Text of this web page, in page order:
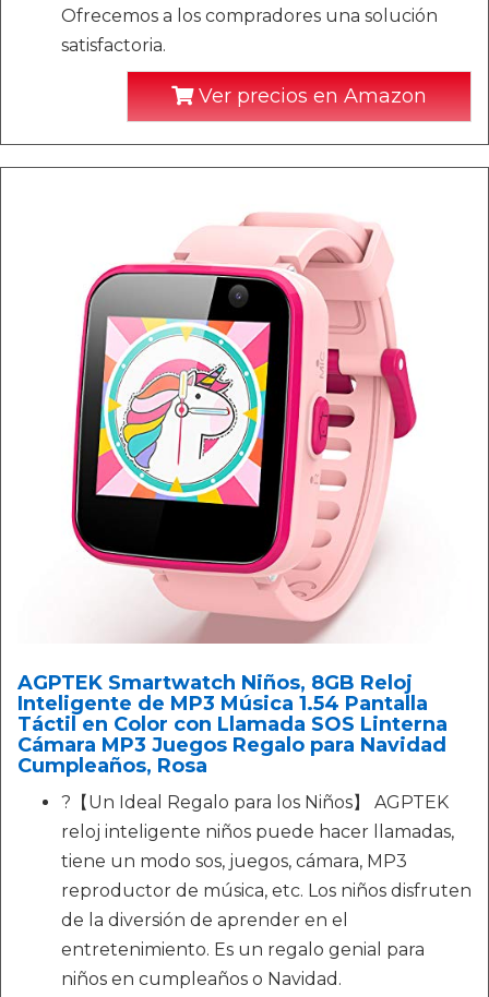
Ofrecemos a los compradores una solución
satisfactoria.
Ver precios en Amazon
AGPTEK Smartwatch Niños, 8GB Reloj
Inteligente de MP3 Música 1.54 Pantalla
Táctil en Color con Llamada SOS Linterna
Cámara MP3 Juegos Regalo para Navidad
Cumpleaños, Rosa
?【Un Ideal Regalo para los Niños】 AGPTEK
reloj inteligente niños puede hacer llamadas,
tiene un modo sos, juegos, cámara, MP3
reproductor de música, etc. Los niños disfruten
de la diversión de aprender en el
entretenimiento. Es un regalo genial para
niños en cumpleaños o Navidad.